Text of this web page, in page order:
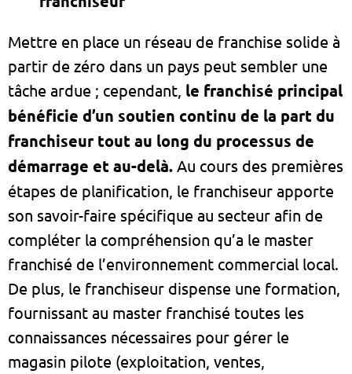
Mettre en place un réseau de franchise solide à
partir de zéro dans un pays peut sembler une
tâche ardue ; cependant, le franchisé principal
bénéficie d’un soutien continu de la part du
franchiseur tout au long du processus de
démarrage et au-delà. Au cours des premières
étapes de planification, le franchiseur apporte
son savoir-faire spécifique au secteur afin de
compléter la compréhension qu’a le master
franchisé de l’environnement commercial local.
De plus, le franchiseur dispense une formation,
fournissant au master franchisé toutes les
connaissances nécessaires pour gérer le
magasin pilote (exploitation, ventes,